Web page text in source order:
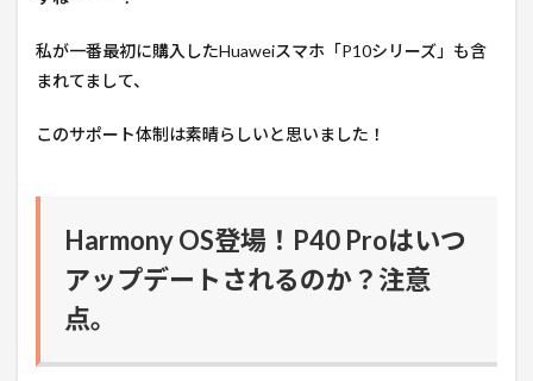
私が一番最初に購入したHuaweiスマホ「P10シリーズ」も含
まれてまして、
このサポート体制は素晴らしいと思いました！
Harmony OS登場！P40 Proはいつ
アップデートされるのか？注意
点。